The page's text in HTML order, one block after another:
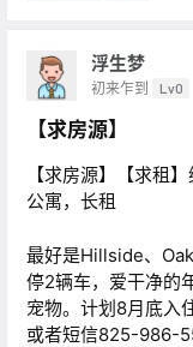
浮生梦
初来乍到 Lv0
【求房源】
【求房源】【求租
公寓，长租
最好是Hillside、
停2辆车，爱干净的
宠物。计划8月底入
或者短信825-986-